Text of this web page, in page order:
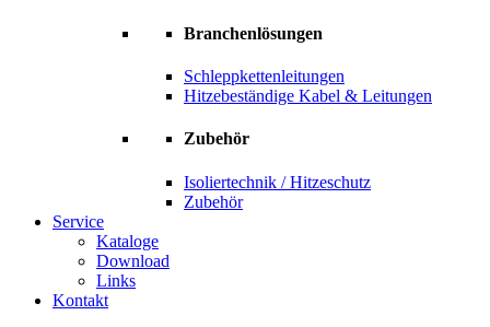
Branchenlösungen
Schleppkettenleitungen
Hitzebeständige Kabel & Leitungen
Zubehör
Isoliertechnik / Hitzeschutz
Zubehör
Service
Kataloge
Download
Links
Kontakt